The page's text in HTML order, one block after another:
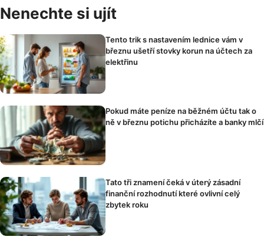
Nenechte si ujít
Tento trik s nastavením lednice vám v
březnu ušetří stovky korun na účtech za
elektřinu
Pokud máte peníze na běžném účtu tak o
ně v březnu potichu přicházíte a banky mlčí
Tato tři znamení čeká v úterý zásadní
finanční rozhodnutí které ovlivní celý
zbytek roku